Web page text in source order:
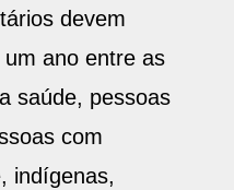
devem
ano entre as
saúde, pessoas
com
indígenas,